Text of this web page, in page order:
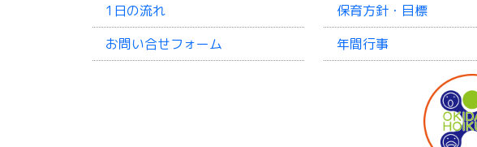
1日の流れ
お問い合せフォーム
保育方針・目標
年間行事